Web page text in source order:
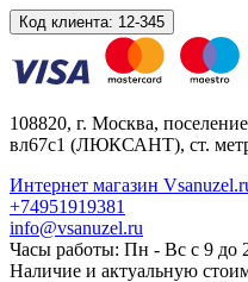
Код клиента: 12-345
108820, г. Москва,
вл67с1 (ЛЮКСАНТ), ст.
Интернет магазин
+74951919381
info@vsanuzel.ru
Часы работы: Пн - Вс с 9 до
Наличие и актуальную